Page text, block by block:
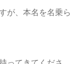
が、本名を名乗ら